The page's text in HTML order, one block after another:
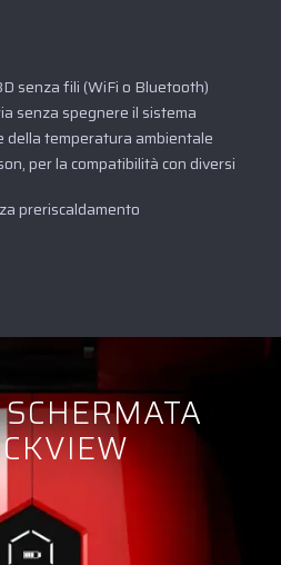
senza fili (WiFi o Bluetooth)
senza spegnere il sistema
della temperatura ambientale
per la compatibilità con diversi
preriscaldamento